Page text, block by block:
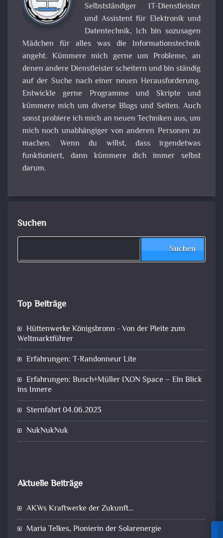
Selbstständiger IT-Dienstleister
und Assistent für Elektronik und
Datentechnik, Ich bin sozusagen
Mädchen für alles was die Informationstechnik
angeht. Kümmere mich gerne um Probleme, an
denen andere Dienstleister scheitern und bin ständig
auf der Suche nach einer neuen Herausforderung.
Entwickle gerne Programme und Skripte und
kümmere mich um diverse Blogs und Seiten. Auch
sonst probiere ich mich an neuen Techniken aus, um
mich noch unabhängiger von anderen Personen zu
machen. Wenn du willst, dass irgendetwas
funktioniert, dann kümmere dich immer selbst
darum.
Suchen
Suchen
Top Beiträge
Hüttenwerke Königsbronn - Von der Pleite zum
Weltmarktführer
Erfahrungen: T-Randonneur Lite
Erfahrungen: Busch+Müller IXON Space – Ein Blick
ins Innere
Sternfahrt 04.06.2023
NukNukNuk
Aktuelle Beiträge
AKWs Kraftwerke der Zukunft…
Maria Telkes, Pionierin der Solarenergie